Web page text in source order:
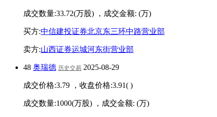
成交数量:33.72(万股) ，成交金额: (万)
买方:中信建投证券北京东三环中路营业部
卖方:山西证券运城河东街营业部
48 奥瑞德 历史交易 2025-08-29
成交价格:3.79 ，收盘价格:3.91( )
成交数量:1000(万股) ，成交金额: (万)